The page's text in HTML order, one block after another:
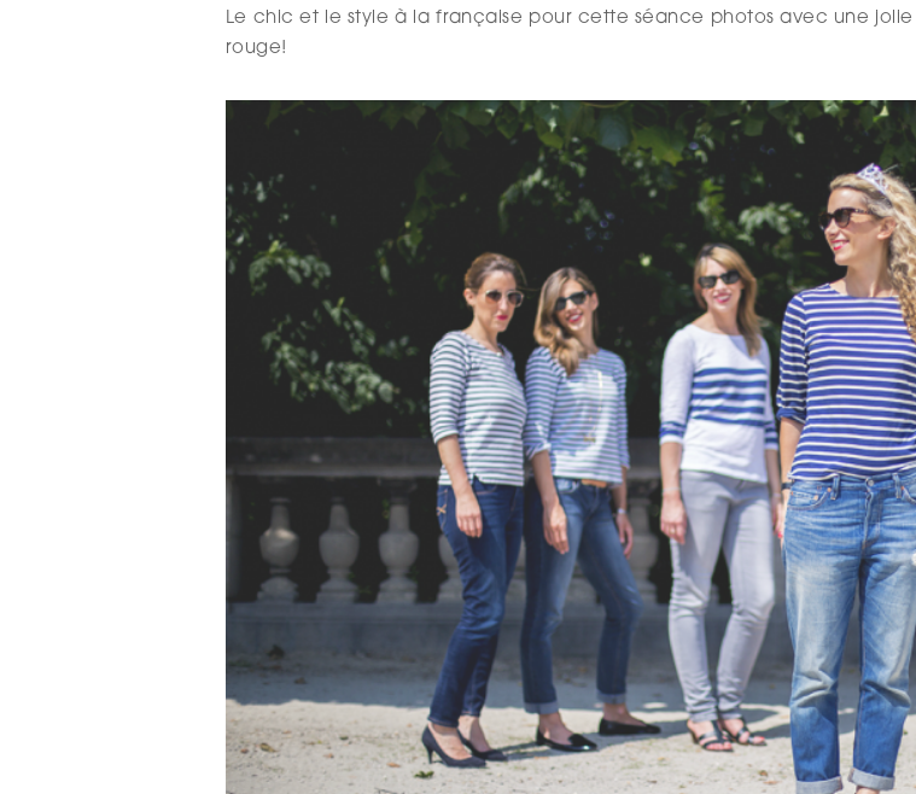
Le chic et le style à la française pour cette séance photos avec une
rouge!